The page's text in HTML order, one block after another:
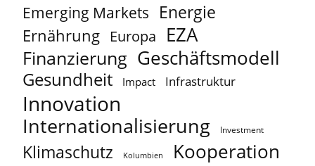
Emerging Markets Energie
Ernährung Europa EZA
Finanzierung Geschäftsmodell
Gesundheit Impact Infrastruktur
Innovation
Internationalisierung Investment
Klimaschutz Kolumbien Kooperation